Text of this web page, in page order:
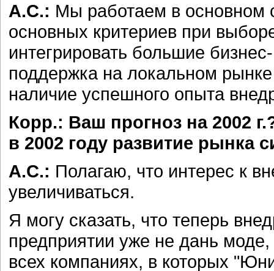
А.С.: Мы работаем в основном
основных критериев при
интегрировать большие
поддержка на локальном
наличие успешного опыта
Корр.: Ваш прогноз на 2002
в 2002 году развитие рынка
А.С.: Полагаю, что интерес к
увеличиваться.
Я могу сказать, что теперь
предприятии уже не дань
всех компаниях, в которых